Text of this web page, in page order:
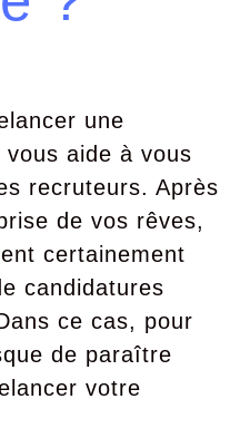
une
aide à vous
recruteurs. Après
de vos rêves,
certainement
candidatures
ce cas, pour
de paraître
votre